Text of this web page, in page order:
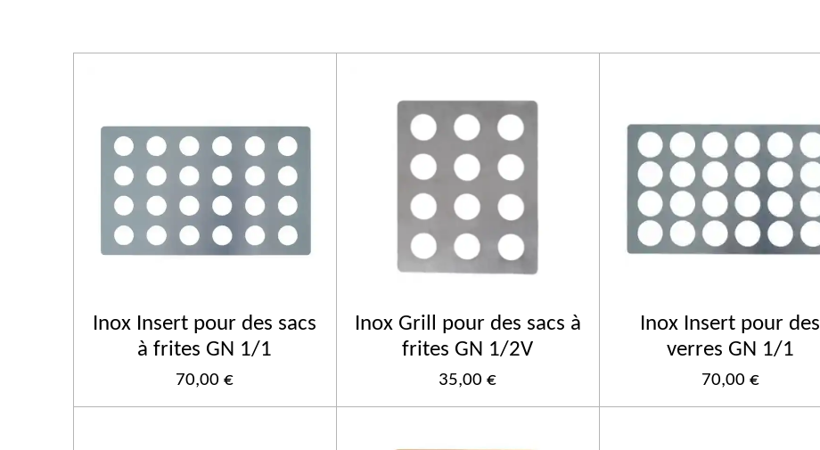
Inox Insert pour des sacs
à frites GN 1/1
70,00 €
Inox Grill pour des sacs à
frites GN 1/2V
35,00 €
Inox Insert pour des
verres GN 1/1
70,00 €